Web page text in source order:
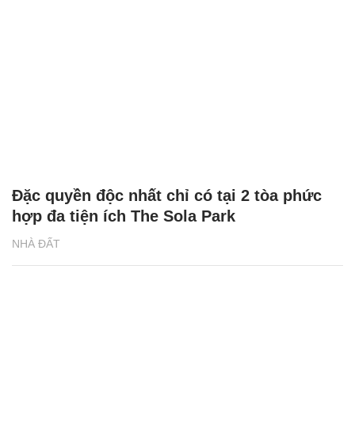
NHÀ ĐẤT
Đặc quyền độc nhất chỉ có tại 2 tòa phức
hợp đa tiện ích The Sola Park